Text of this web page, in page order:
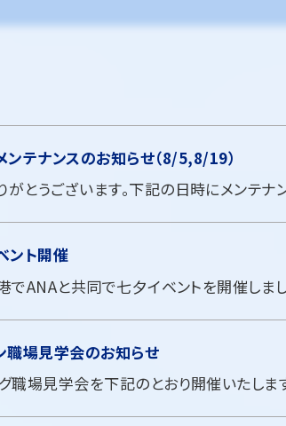
ンテナンスのお知らせ（8/5,8/19）
ント開催
職場見学会のお知らせ